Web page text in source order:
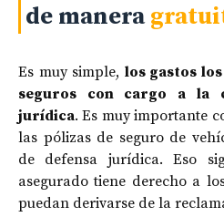
de manera
Es muy simple, los gastos
seguros con cargo a la
jurídica. Es muy importante
las pólizas de seguro de
de defensa jurídica. Eso
asegurado tiene derecho a
puedan derivarse de la